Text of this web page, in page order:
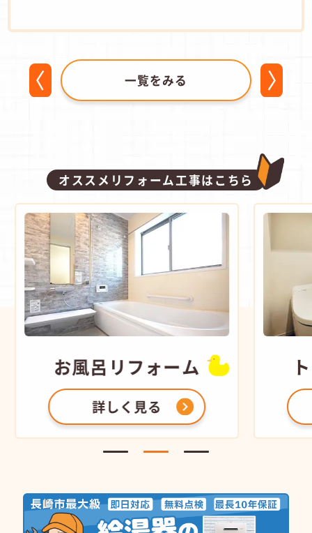
一覧をみる
オススメリフォーム工事はこちら
お風呂 リフォーム
詳しく見る